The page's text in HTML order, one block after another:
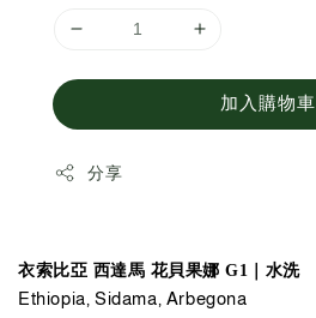
加入購物車
分享
衣索比亞 西達馬 花貝果娜 G1｜水洗
Ethiopia, Sidama, Arbegona